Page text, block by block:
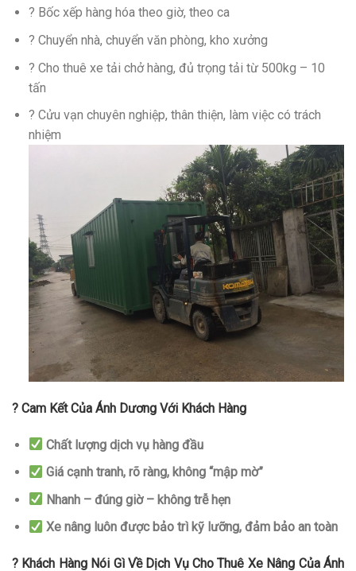
? Bốc xếp hàng hóa theo giờ, theo ca
? Chuyển nhà, chuyển văn phòng, kho xưởng
? Cho thuê xe tải chở hàng, đủ trọng tải từ 500kg – 10
tấn
? Cửu vạn chuyên nghiệp, thân thiện, làm việc có trách
nhiệm
? Cam Kết Của Ánh Dương Với Khách Hàng
Chất lượng dịch vụ hàng đầu
Giá cạnh tranh, rõ ràng, không “mập mờ”
Nhanh – đúng giờ – không trễ hẹn
Xe nâng luôn được bảo trì kỹ lưỡng, đảm bảo an toàn
? Khách Hàng Nói Gì Về Dịch Vụ Cho Thuê Xe Nâng Của Ánh